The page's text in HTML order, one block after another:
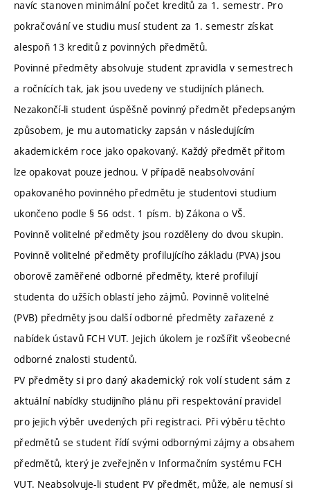
navíc stanoven minimální počet kreditů za 1. semestr. Pro
pokračování ve studiu musí student za 1. semestr získat
alespoň 13 kreditů z povinných předmětů.
Povinné předměty absolvuje student zpravidla v semestrech
a ročnících tak, jak jsou uvedeny ve studijních plánech.
Nezakončí-li student úspěšně povinný předmět předepsaným
způsobem, je mu automaticky zapsán v následujícím
akademickém roce jako opakovaný. Každý předmět přitom
lze opakovat pouze jednou. V případě neabsolvování
opakovaného povinného předmětu je studentovi studium
ukončeno podle § 56 odst. 1 písm. b) Zákona o VŠ.
Povinně volitelné předměty jsou rozděleny do dvou skupin.
Povinně volitelné předměty profilujícího základu (PVA) jsou
oborově zaměřené odborné předměty, které profilují
studenta do užších oblastí jeho zájmů. Povinně volitelné
(PVB) předměty jsou další odborné předměty zařazené z
nabídek ústavů FCH VUT. Jejich úkolem je rozšířit všeobecné
odborné znalosti studentů.
PV předměty si pro daný akademický rok volí student sám z
aktuální nabídky studijního plánu při respektování pravidel
pro jejich výběr uvedených při registraci. Při výběru těchto
předmětů se student řídí svými odbornými zájmy a obsahem
předmětů, který je zveřejněn v Informačním systému FCH
VUT. Neabsolvuje-li student PV předmět, může, ale nemusí si